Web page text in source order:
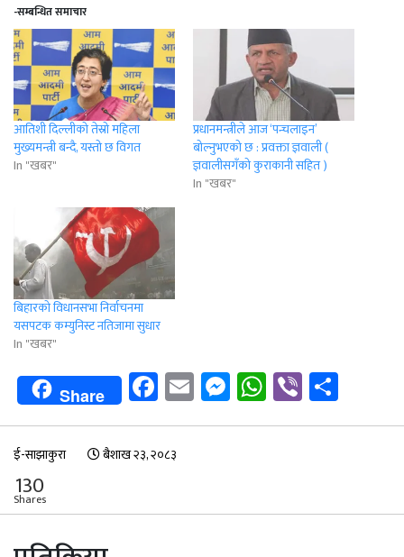
-सम्बन्धित समाचार
आतिशी दिल्लीको तेस्रो महिला
मुख्यमन्त्री बन्दै, यस्तो छ विगत
In "खबर"
प्रधानमन्त्रीले आज ‘पन्चलाइन’
बोल्नुभएको छ : प्रवक्ता ज्ञवाली (
ज्ञवालीसगँको कुराकानी सहित )
In "खबर"
बिहारकाे विधानसभा निर्वाचनमा
यसपटक कम्युनिस्ट नतिजामा सुधार
In "खबर"
Share Facebook
EmailMessenger
WhatsApp
Viber
ई-साझाकुरा बैशाख २३, २०८३
130
Shares